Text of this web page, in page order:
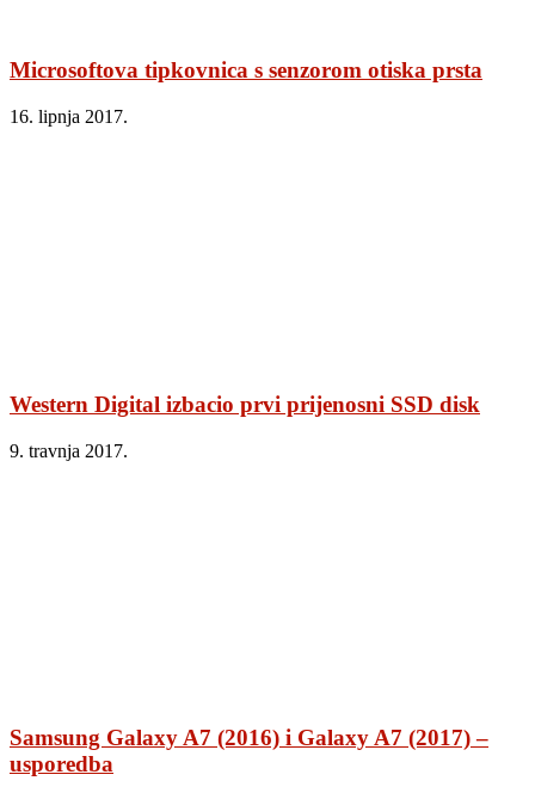
Microsoftova tipkovnica s senzorom otiska prsta
16. lipnja 2017.
Western Digital izbacio prvi prijenosni SSD disk
9. travnja 2017.
Samsung Galaxy A7 (2016) i Galaxy A7 (2017) –
usporedba